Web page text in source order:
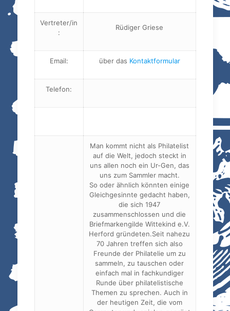
Vertreter/in
:
Rüdiger Griese
Email: über das Kontaktformular
Telefon:
Man kommt nicht als Philatelist
auf die Welt, jedoch steckt in
uns allen noch ein Ur-Gen, das
uns zum Sammler macht.
So oder ähnlich könnten einige
Gleichgesinnte gedacht haben,
die sich 1947
zusammenschlossen und die
Briefmarkengilde Wittekind e.V.
Herford gründeten.Seit nahezu
70 Jahren treffen sich also
Freunde der Philatelie um zu
sammeln, zu tauschen oder
einfach mal in fachkundiger
Runde über philatelistische
Themen zu sprechen. Auch in
der heutigen Zeit, die vom